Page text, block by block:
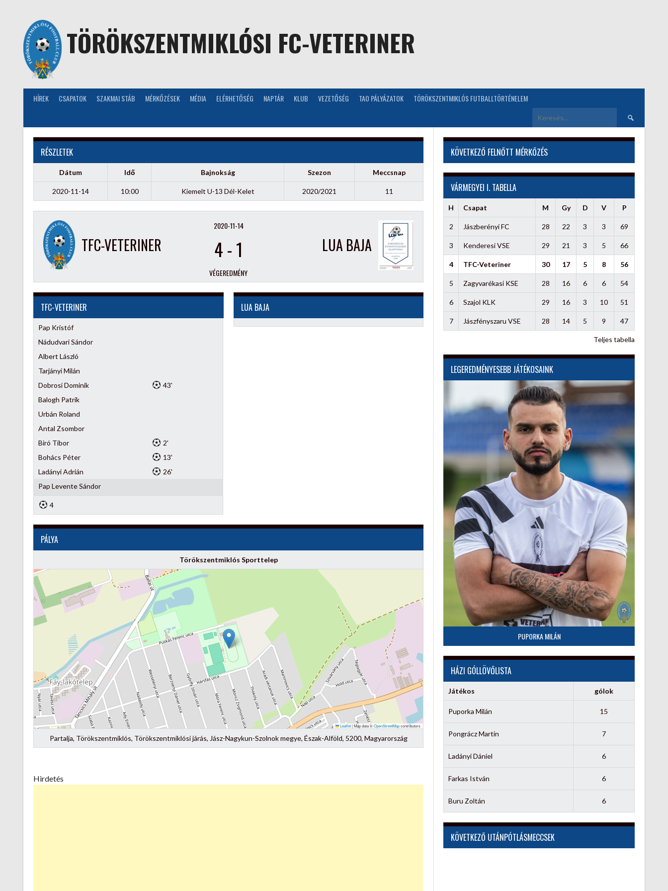
TÖRÖKSZENTMIKLÓSI FC-VETERINER
HÍREK CSAPATOK SZAKMAI STÁB MÉRKŐZÉSEK MÉDIA ELÉRHETŐSÉG NAPTÁR KLUB VEZETŐSÉG TAO PÁLYÁZATOK TÖRÖKSZENTMIKLÓS FUTBALLTÖRTÉNELEM
Keresés:
RÉSZLETEK
Dátum Idő Bajnokság Szezon Meccsnap
2020-11-14 10:00 Kiemelt U-13 Dél-Kelet 2020/2021 11
TFC-VETERINER LUA BAJA
2020-11-14
4-1
VÉGEREDMÉNY
TFC-VETERINER
Pap Kristóf
Nádudvari Sándor
Albert László
Tarjányi Milán
Dobrosi Dominik
43'
Balogh Patrik
Urbán Roland
Antal Zsombor
Biró Tibor
2'
Bohács Péter
13'
Ladányi Adrián
26'
Pap Levente Sándor
4
LUA BAJA
PÁLYA
Törökszentmiklós Sporttelep
Leaflet|Map data ©OpenStreetMapcontributors
Partalja, Törökszentmiklós, Törökszentmiklósi járás, Jász-Nagykun-Szolnok megye, Észak-Alföld, 5200, Magyarország
Hirdetés
KÖVETKEZŐ FELNŐTT MÉRKŐZÉS
VÁRMEGYEI I. TABELLA
H Csapat M Gy D V P
2 Jászberényi FC 28 22 3 3 69
3 Kenderesi VSE 29 21 3 5 66
4 TFC-Veteriner 30 17 5 8 56
5 Zagyvarékasi KSE 28 16 6 6 54
6 Szajol KLK 29 16 3 10 51
7 Jászfényszaru VSE 28 14 5 9 47
Teljes tabella
LEGEREDMÉNYESEBB JÁTÉKOSAINK
PUPORKA MILÁN
HÁZI GÓLLÖVŐLISTA
Játékos gólok
Puporka Milán 15
Pongrácz Martin 7
Ladányi Dániel 6
Farkas István 6
Buru Zoltán 6
KÖVETKEZŐ UTÁNPÓTLÁSMECCSEK